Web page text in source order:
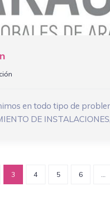
en todo tipo de
DE
3 4 5 6